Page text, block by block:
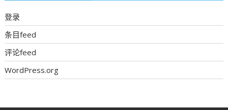
登录
条目feed
评论feed
WordPress.org